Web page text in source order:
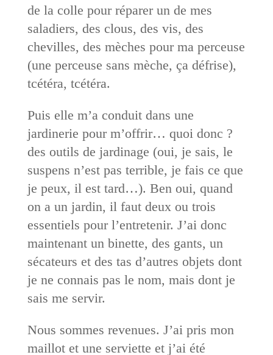
de la colle pour réparer un de mes
saladiers, des clous, des vis, des
chevilles, des mèches pour ma perceuse
(une perceuse sans mèche, ça défrise),
tcétéra, tcétéra.
Puis elle m’a conduit dans une
jardinerie pour m’offrir… quoi donc ?
des outils de jardinage (oui, je sais, le
suspens n’est pas terrible, je fais ce que
je peux, il est tard…). Ben oui, quand
on a un jardin, il faut deux ou trois
essentiels pour l’entretenir. J’ai donc
maintenant un binette, des gants, un
sécateurs et des tas d’autres objets dont
je ne connais pas le nom, mais dont je
sais me servir.
Nous sommes revenues. J’ai pris mon
maillot et une serviette et j’ai été